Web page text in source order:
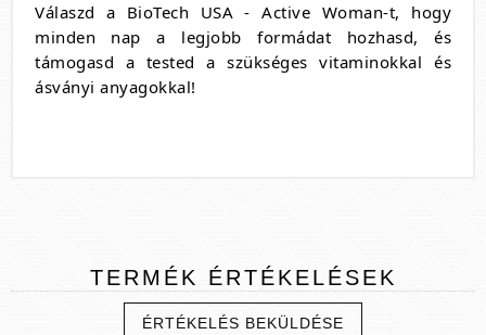
Válaszd a BioTech USA - Active Woman-t, hogy
minden nap a legjobb formádat hozhasd, és
támogasd a tested a szükséges vitaminokkal és
ásványi anyagokkal!
TERMÉK ÉRTÉKELÉSEK
ÉRTÉKELÉS BEKÜLDÉSE